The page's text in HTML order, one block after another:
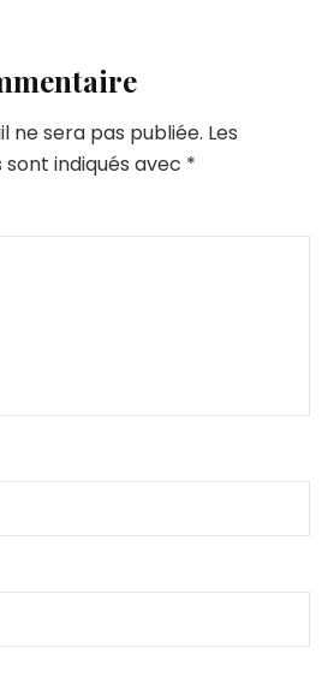
ne sera pas publiée. Les
indiqués avec *